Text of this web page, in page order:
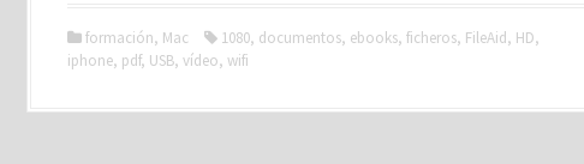
formación, Mac 1080, documentos, ebooks, ficheros, FileAid, HD,
iphone, pdf, USB, vídeo, wifi